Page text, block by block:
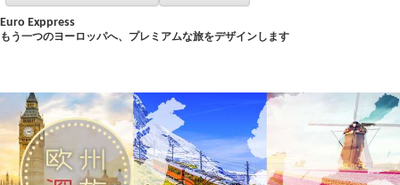
Euro Exppress
もう一つのヨーロッパへ、プレミアムな旅をデザインします